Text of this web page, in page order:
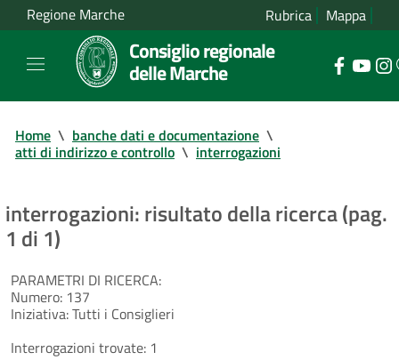
Regione Marche Rubrica Mappa
Consiglio regionale
delle Marche
Home \ banche dati e documentazione \
atti di indirizzo e controllo \ interrogazioni
interrogazioni: risultato della ricerca (pag.
1 di 1)
PARAMETRI DI RICERCA:
Numero: 137
Iniziativa:Tutti i Consiglieri
Interrogazioni trovate: 1